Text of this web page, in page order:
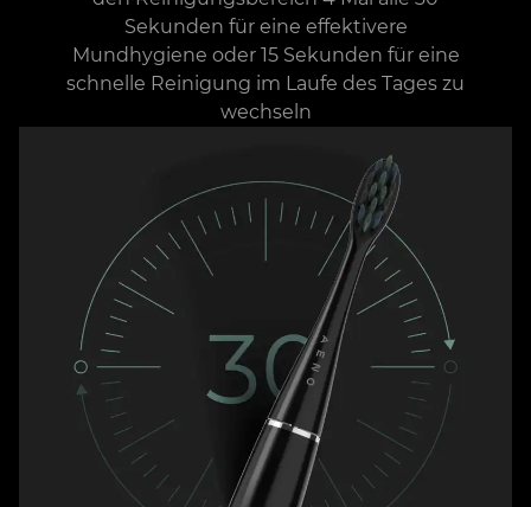
Sekunden für eine effektivere
Mundhygiene oder 15 Sekunden für eine
schnelle Reinigung im Laufe des Tages zu
wechseln